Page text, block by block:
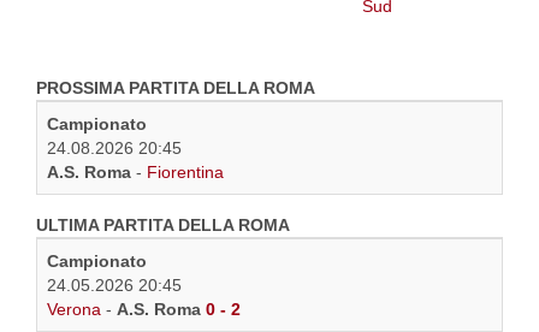
PROSSIMA PARTITA DELLA ROMA
Campionato
24.08.2026 20:45
A.S. Roma - Fiorentina
ULTIMA PARTITA DELLA ROMA
Campionato
24.05.2026 20:45
Verona - A.S. Roma 0 - 2